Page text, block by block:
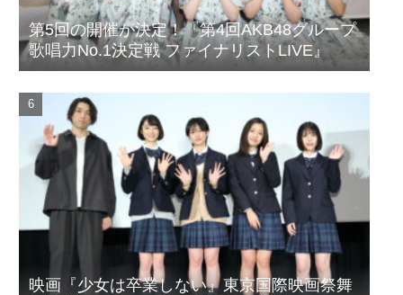
第5回の開催が決定！『第4回AKB48グループ
歌唱力No.1決定戦 ファイナリストLIVE』
映画『少女は卒業しない』東京国際映画祭舞